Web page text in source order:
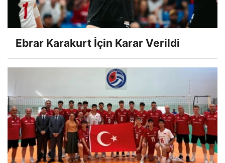
Ebrar Karakurt İçin Karar Verildi